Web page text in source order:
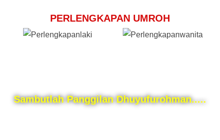
PERLENGKAPAN UMROH
Sambutlah Panggilan Dhuyufurohman.....